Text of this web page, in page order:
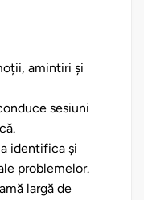
amintiri și
sesiuni
identifica și
problemelor.
largă de